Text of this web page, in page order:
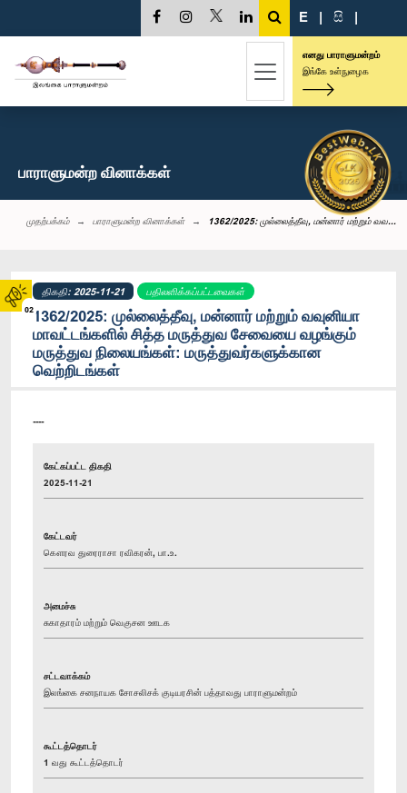
02
E | සි |
எனது பாராளுமன்றம்
இங்கே உள்நுழைக
பாராளுமன்ற வினாக்கள்
முதற்பக்கம் பாராளுமன்ற வினாக்கள் 1362/2025: முல்லைத்தீவு, மன்னார் மற்றும் வவ...
திகதி: 2025-11-21 பதிலளிக்கப்பட்டவைகள்
1362/2025: முல்லைத்தீவு, மன்னார் மற்றும் வவுனியா
மாவட்டங்களில் சித்த மருத்துவ சேவையை வழங்கும்
மருத்துவ நிலையங்கள்: மருத்துவர்களுக்கான
வெற்றிடங்கள்
----
கேட்கப்பட்ட திகதி
2025-11-21
கேட்டவர்
கௌரவ துரைராசா ரவிகரன், பா.உ.
அமைச்சு
சுகாதாரம் மற்றும் வெகுசன ஊடக
சட்டவாக்கம்
இலங்கை சனநாயக சோசலிசக் குடியரசின் பத்தாவது பாராளுமன்றம்
கூட்டத்தொடர்
1 வது கூட்டத்தொடர்